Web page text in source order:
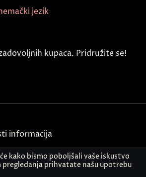
jezik
kupaca. Pridružite se!
informacija
kako bismo poboljšali vaše iskustvo
pregledanja prihvatate našu upotrebu